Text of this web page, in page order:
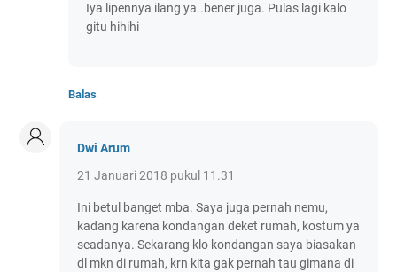
Iya lipennya ilang ya..bener juga. Pulas lagi kalo
gitu hihihi
Balas
Dwi Arum
21 Januari 2018 pukul 11.31
Ini betul banget mba. Saya juga pernah nemu,
kadang karena kondangan deket rumah, kostum ya
seadanya. Sekarang klo kondangan saya biasakan
dl mkn di rumah, krn kita gak pernah tau gimana di